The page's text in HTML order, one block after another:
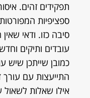
תפקידים זהים.
ספציפיות
סיבה כזו. ודאי
עובדים ותיקים
כמובן שייתכן
התייעצות עם עורך
אילו שאלות לשאול